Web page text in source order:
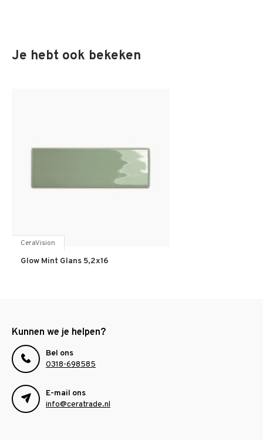
Je hebt ook bekeken
CeraVision
Glow Mint Glans 5,2x16
Kunnen we je helpen?
Bel ons
0318-698585
E-mail ons
info@ceratrade.nl